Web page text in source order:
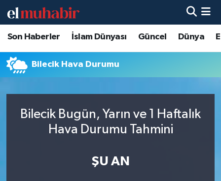
Son Haberler İslam Dünyası Güncel Dünya
Bilecik Hava Durumu
Bilecik Bugün, Yarın ve 1 Haftalık
Hava Durumu Tahmini
ŞU AN
Hava Durumu
Trafik Durumu
Tüm Manşetler